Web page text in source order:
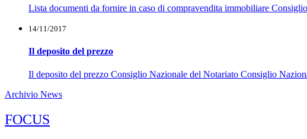
Lista documenti da fornire in caso di compravendita immobiliare
14/11/2017
Il deposito del prezzo
Il deposito del prezzo Consiglio Nazionale del Notariato Consiglio
Archivio News
FOCUS